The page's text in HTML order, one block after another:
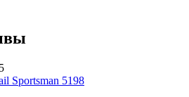
Sportsman 5198